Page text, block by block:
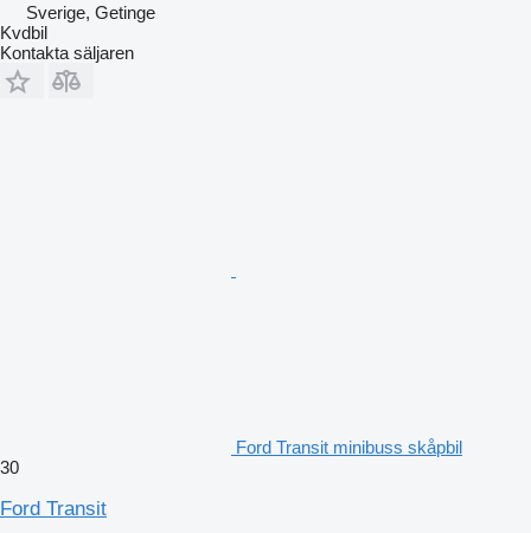
Sverige, Getinge
Kvdbil
Kontakta säljaren
Ford Transit minibuss skåpbil
30
Ford Transit